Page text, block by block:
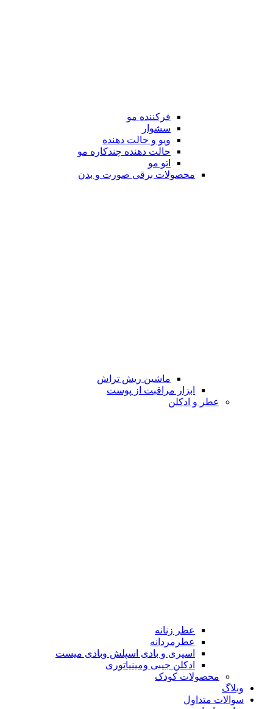
فرکننده مو
سشوار
ویو و حالت دهنده
حالت دهنده چندکاره مو
اتو مو
محصولات برقی صورت و بدن
ماشین ریش تراش
ابزار مراقبت از پوست
عطر و ادکلن
عطر زنانه
عطرمردانه
اسپری و بادی اسپلش وبادی میست
ادکلن جیبی ومینیاتوری
محصولات کودک
وبلاگ
سوالات متداول